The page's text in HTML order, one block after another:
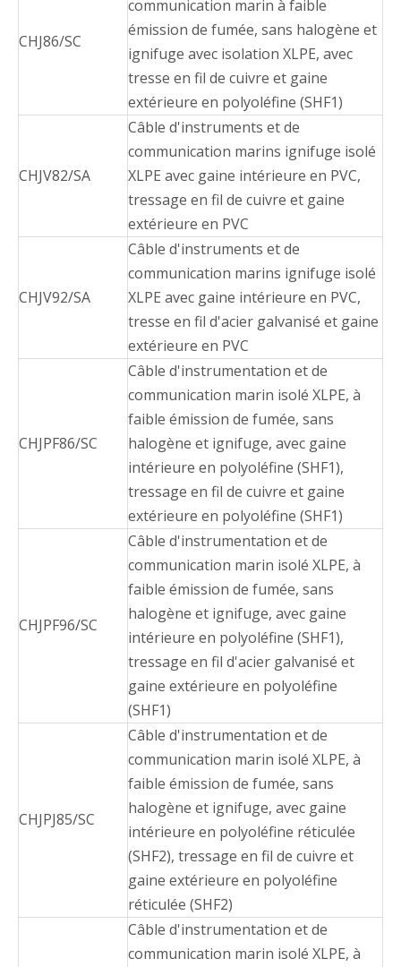
CHJ86/SC
communication marin à faible
émission de fumée, sans halogène et
ignifuge avec isolation XLPE, avec
tresse en fil de cuivre et gaine
extérieure en polyoléfine (SHF1)
CHJV82/SA
Câble d'instruments et de
communication marins ignifuge isolé
XLPE avec gaine intérieure en PVC,
tressage en fil de cuivre et gaine
extérieure en PVC
CHJV92/SA
Câble d'instruments et de
communication marins ignifuge isolé
XLPE avec gaine intérieure en PVC,
tresse en fil d'acier galvanisé et gaine
extérieure en PVC
CHJPF86/SC
Câble d'instrumentation et de
communication marin isolé XLPE, à
faible émission de fumée, sans
halogène et ignifuge, avec gaine
intérieure en polyoléfine (SHF1),
tressage en fil de cuivre et gaine
extérieure en polyoléfine (SHF1)
CHJPF96/SC
Câble d'instrumentation et de
communication marin isolé XLPE, à
faible émission de fumée, sans
halogène et ignifuge, avec gaine
intérieure en polyoléfine (SHF1),
tressage en fil d'acier galvanisé et
gaine extérieure en polyoléfine
(SHF1)
CHJPJ85/SC
Câble d'instrumentation et de
communication marin isolé XLPE, à
faible émission de fumée, sans
halogène et ignifuge, avec gaine
intérieure en polyoléfine réticulée
(SHF2), tressage en fil de cuivre et
gaine extérieure en polyoléfine
réticulée (SHF2)
Câble d'instrumentation et de
communication marin isolé XLPE, à